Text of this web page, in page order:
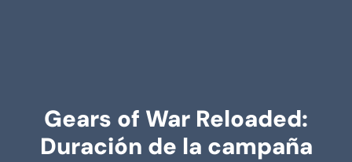
Gears of War Reloaded:
Duración de la campaña